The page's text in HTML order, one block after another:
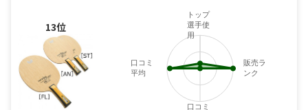
13位
トップ
選手使
用
販売ラ
ンク
口コミ
口コミ
平均